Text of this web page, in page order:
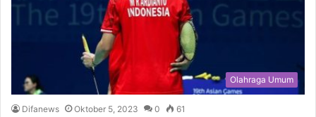
Olahraga Umum
Difanews Oktober 5, 2023 0 61